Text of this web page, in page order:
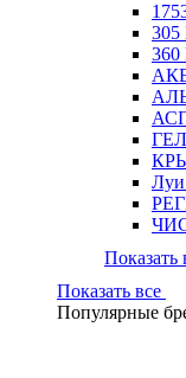
305
360
Показать
Показать все
Популярные